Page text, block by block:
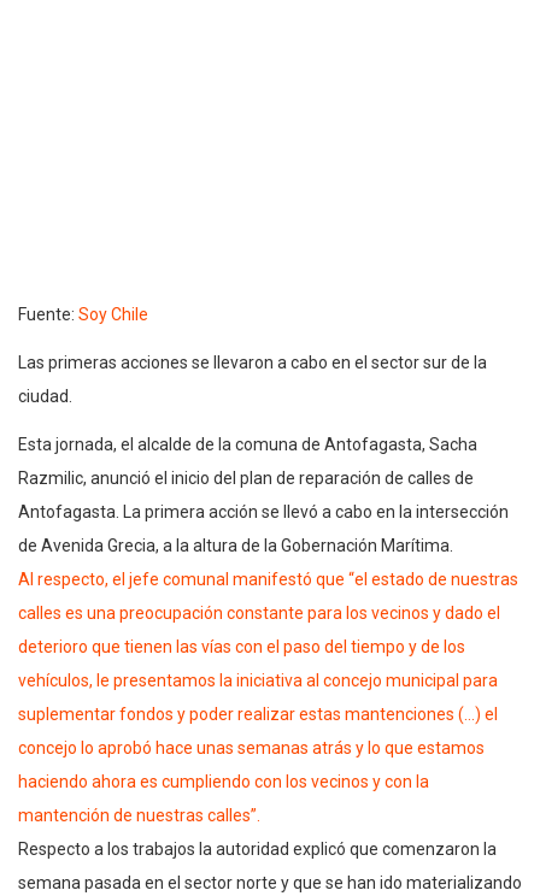
Fuente: Soy Chile
Las primeras acciones se llevaron a cabo en el sector sur de la
ciudad.
Esta jornada, el alcalde de la comuna de Antofagasta, Sacha
Razmilic, anunció el inicio del plan de reparación de calles de
Antofagasta. La primera acción se llevó a cabo en la intersección
de Avenida Grecia, a la altura de la Gobernación Marítima.
Al respecto, el jefe comunal manifestó que “el estado de nuestras
calles es una preocupación constante para los vecinos y dado el
deterioro que tienen las vías con el paso del tiempo y de los
vehículos, le presentamos la iniciativa al concejo municipal para
suplementar fondos y poder realizar estas mantenciones (…) el
concejo lo aprobó hace unas semanas atrás y lo que estamos
haciendo ahora es cumpliendo con los vecinos y con la
mantención de nuestras calles”.
Respecto a los trabajos la autoridad explicó que comenzaron la
semana pasada en el sector norte y que se han ido materializando